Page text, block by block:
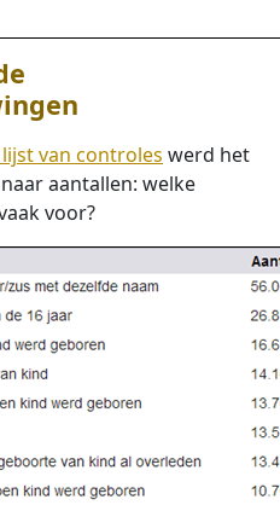
van controles werd het
aantallen: welke
voor?